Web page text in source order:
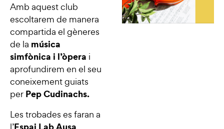
Amb aquest club
escoltarem de manera
compartida el gèneres
de la música
simfònica i l’òpera i
aprofundirem en el seu
coneixement guiats
per Pep Cudinachs.
Les trobades es faran a
l’